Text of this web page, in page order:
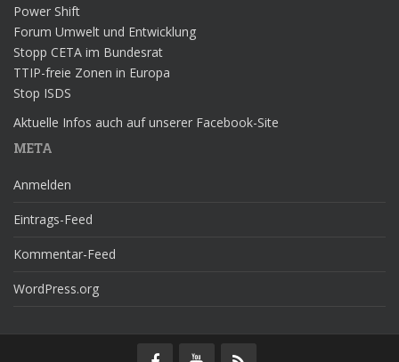
Power Shift
Forum Umwelt und Entwicklung
Stopp CETA im Bundesrat
TTIP-freie Zonen in Europa
Stop ISDS
Aktuelle Infos auch auf unserer Facebook-Site
META
Anmelden
Eintrags-Feed
Kommentar-Feed
WordPress.org